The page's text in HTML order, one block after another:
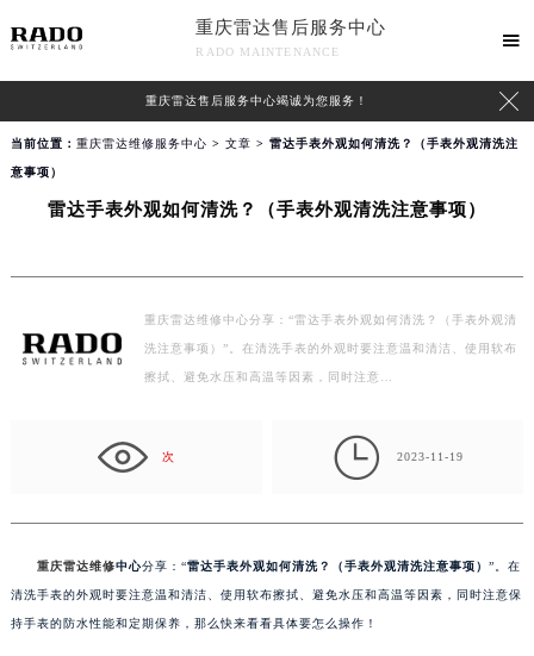
重庆雷达售后服务中心
RADO MAINTENANCE

重庆雷达售后服务中心竭诚为您服务！ 
当前位置： 重庆雷达维修服务中心 > 文章 > 雷达手表外观如何清洗？（手表外观清洗注
意事项）
雷达手表外观如何清洗？（手表外观清洗注意事项）
重庆雷达维修中心分享：“雷达手表外观如何清洗？（手表外观清
洗注意事项）”。在清洗手表的外观时要注意温和清洁、使用软布
擦拭、避免水压和高温等因素，同时注意…
次  2023-11-19
重庆雷达维修中心分享：“雷达手表外观如何清洗？（手表外观清洗注意事项） ”。在
清洗手表的外观时要注意温和清洁、使用软布擦拭、避免水压和高温等因素，同时注意保
持手表的防水性能和定期保养，那么快来看看具体要怎么操作！